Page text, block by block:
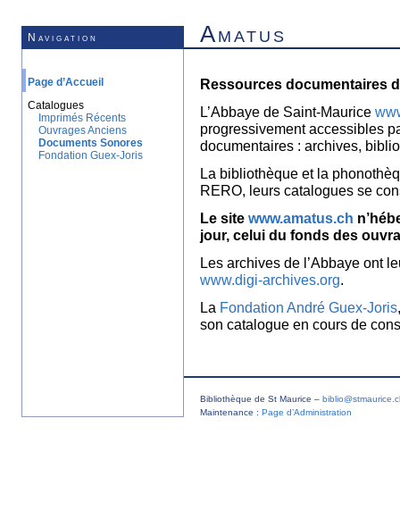
Navigation Amatus
Page d’Accueil
Catalogues
Imprimés Récents
Ouvrages Anciens
Documents Sonores
Fondation Guex-Joris
Ressources documentaires
L’Abbaye de Saint-Maurice
progressivement accessibles
documentaires : archives,
La bibliothèque et la
RERO, leurs catalogues se
Le site www.amatus.ch
jour, celui du fonds des
Les archives de l’Abbaye ont
www.digi-archives.org.
La Fondation André Guex-Joris
son catalogue en cours de
Bibliothèque de St Maurice –
Maintenance : Page d’Administration